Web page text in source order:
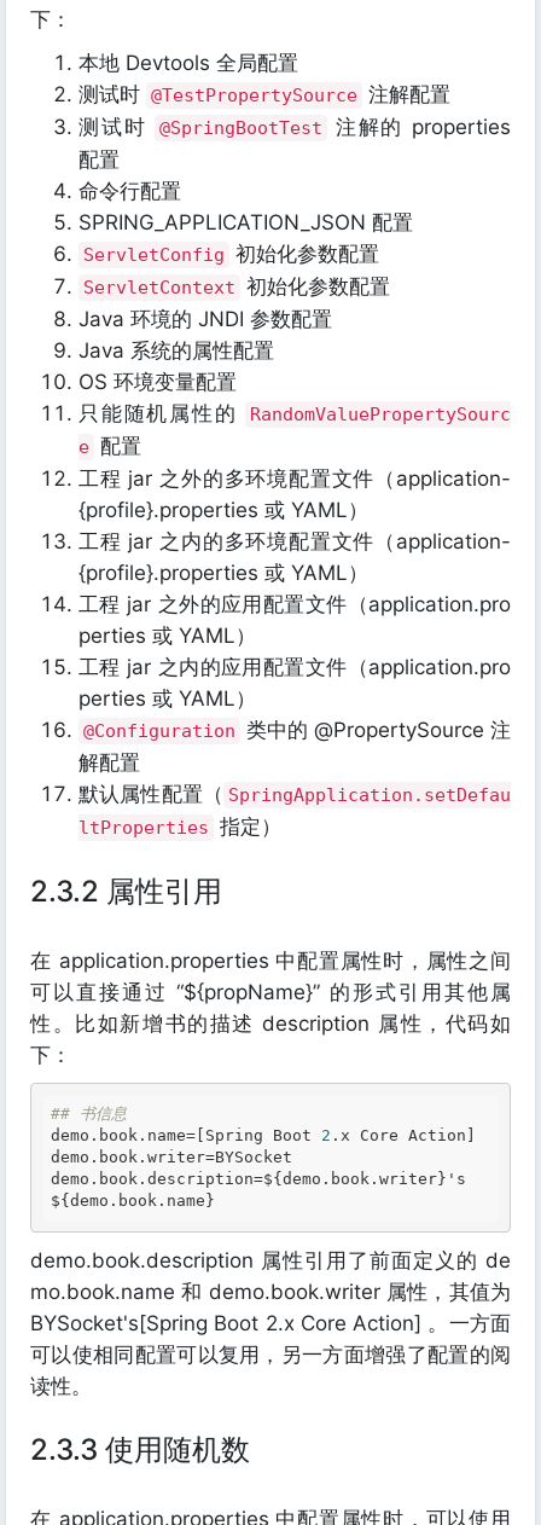
下：
本地 Devtools 全局配置
测试时 @TestPropertySource 注解配置
测试时
@SpringBootTest
注解的 properties
配置
命令行配置
SPRING_APPLICATION_JSON 配置
ServletConfig 初始化参数配置
ServletContext 初始化参数配置
Java 环境的 JNDI 参数配置
Java 系统的属性配置
OS 环境变量配置
只能随机属性的
RandomValuePropertySourc
e 配置
工程 jar 之外的多环境配置文件（application-
{profile}.properties 或 YAML）
工程 jar 之内的多环境配置文件（application-
{profile}.properties 或 YAML）
工程 jar 之外的应用配置文件（application.pro
perties 或 YAML）
工程 jar 之内的应用配置文件（application.pro
perties 或 YAML）
@Configuration 类中的 @PropertySource 注
解配置
默认属性配置（ SpringApplication.setDefau
ltProperties 指定）
2.3.2 属性引用
在 application.properties 中配置属性时，属性之间
可以直接通过 “${propName}” 的形式引用其他属
性。比如新增书的描述 description 属性，代码如
下：
## 书信息
demo.book.name=[Spring Boot 2 .x Core Action]
demo.book.writer=BYSocket
demo.book.description=${demo.book.writer} 's
${demo.book.name}
demo.book.description 属性引用了前面定义的 de
mo.book.name 和 demo.book.writer 属性，其值为
BYSocket's[Spring Boot 2.x Core Action] 。一方面
可以使相同配置可以复用，另一方面增强了配置的阅
读性。
2.3.3 使用随机数
在 application.properties 中配置属性时，可以使用